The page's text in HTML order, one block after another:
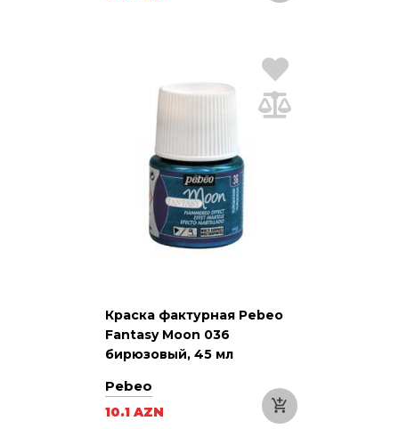
Краска фактурная Pebeo
Fantasy Moon 036
бирюзовый, 45 мл
Pebeo
10.1 AZN